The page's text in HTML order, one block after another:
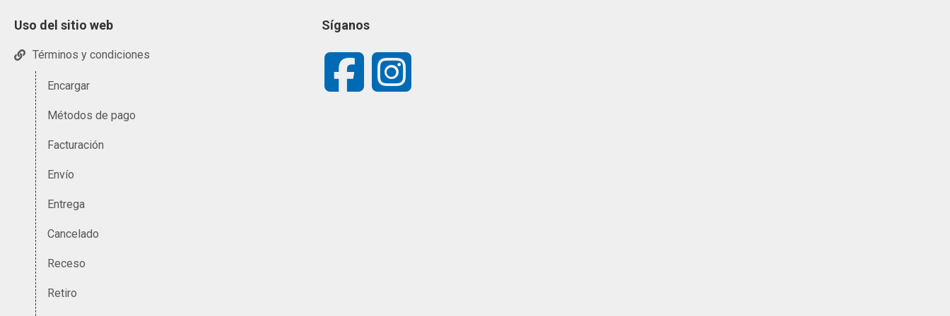
Uso del sitio web
Términos y condiciones
Encargar
Métodos de pago
Facturación
Envío
Entrega
Cancelado
Receso
Retiro
Síganos